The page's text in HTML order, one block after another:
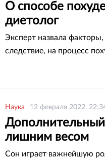
О способе
диетолог
Эксперт назвала
следствие, на процесс
Наука 12 февраля 2022,
Дополнительный
лишним весом
Сон играет важнейшую